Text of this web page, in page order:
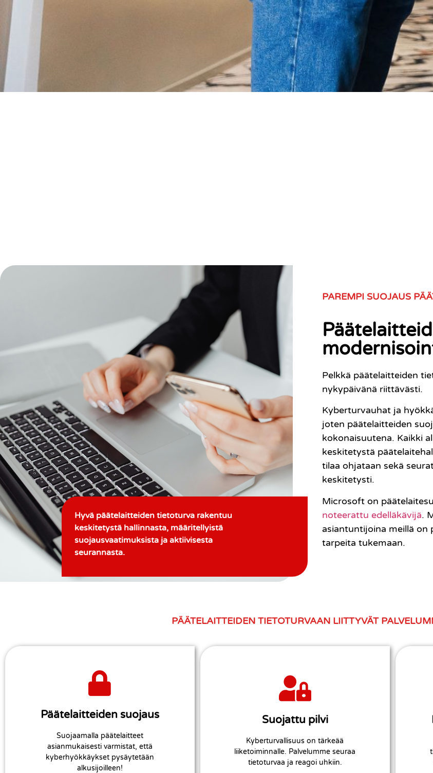
Hyvä päätelaitteiden tietoturva rakentuu
keskitetystä hallinnasta, määritellyistä
suojausvaatimuksista ja aktiivisesta
seurannasta.
PAREMPI SUOJAUS
Pelkkä päätelaitteiden
nykypäivänä riittävästi.
Kyberturvauhat ja
joten päätelaitteiden
kokonaisuutena. Kaikki
keskitetystä
tilaa ohjataan sekä
keskitetysti.
Microsoft on
noteerattu edelläkävijä.
asiantuntijoina meillä
tarpeita tukemaan.
PÄÄTELAITTEIDEN TIETOTURVAAN LIITTYVÄT
Päätelaitteiden suojaus
Suojaamalla päätelaitteet
asianmukaisesti varmistat, että
kyberhyökkäykset pysäytetään
alkusijoilleen!
Defender for Endpoint
päätelaitesuojaus mahdollistaa alan
näkyvyyden uhkiin!
Suojattu pilvi
Kyberturvallisuus on tärkeää
liiketoiminnalle. Palvelumme seuraa
tietoturvaa ja reagoi uhkiin.
Tietoturvan seuranta
Varmistamme organisaatiosi
päätelaitteiden tietoturvan uhien
perustuen!